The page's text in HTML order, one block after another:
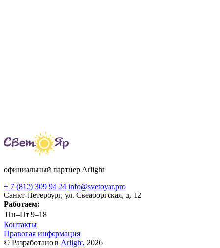
официальный партнер Arlight
+ 7 (812) 309 94 24 info@svetoyar.pro
Санкт-Петербург, ул. Свеаборгская, д. 12
Работаем:
Пн–Пт 9–18
Контакты
Правовая информация
© Разработано в Arlight, 2026